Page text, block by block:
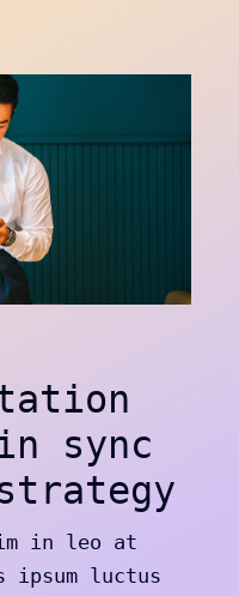
sync
in leo at
ipsum luctus